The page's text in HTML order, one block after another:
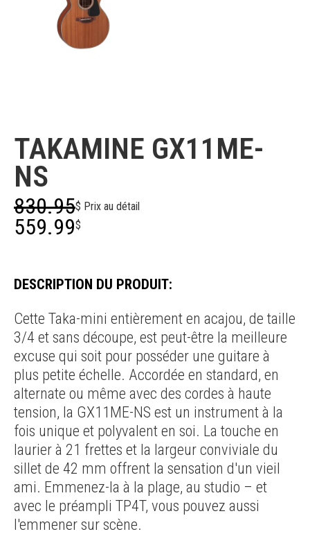
TAKAMINE GX11ME-
NS
830.95$ Prix au détail
559.99$
DESCRIPTION DU PRODUIT:
Cette Taka-mini entièrement en acajou, de taille
3/4 et sans découpe, est peut-être la meilleure
excuse qui soit pour posséder une guitare à
plus petite échelle. Accordée en standard, en
alternate ou même avec des cordes à haute
tension, la GX11ME-NS est un instrument à la
fois unique et polyvalent en soi. La touche en
laurier à 21 frettes et la largeur conviviale du
sillet de 42 mm offrent la sensation d'un vieil
ami. Emmenez-la à la plage, au studio – et
avec le préampli TP4T, vous pouvez aussi
l'emmener sur scène.